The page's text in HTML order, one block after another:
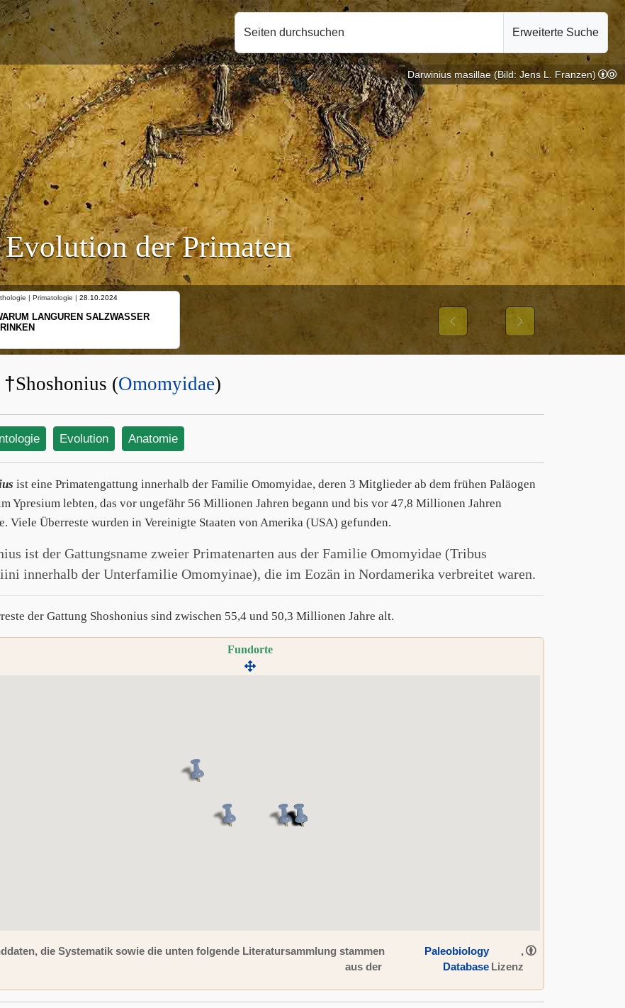
Seiten durchsuchen Erweiterte Suche
Evolution der Primaten
| Primatologie | 10.10.2024
VON WEIBLICHEN
UND IHRER
Previous Next
Darwinius masillae (Bild: Jens L. Franzen)
†Shoshonius (Omomyidae)
Evolution Anatomie
ist eine Primatengattung innerhalb der Familie Omomyidae, deren 3 Mitglieder ab dem frühen Paläogen
Ypresium lebten, das vor ungefähr 56 Millionen Jahren begann und bis vor 47,8 Millionen Jahren
Viele Überreste wurden in Vereinigte Staaten von Amerika (USA) gefunden.
ist der Gattungsname zweier Primatenarten aus der Familie Omomyidae (Tribus
innerhalb der Unterfamilie Omomyinae), die im Eozän in Nordamerika verbreitet waren.
der Gattung Shoshonius sind zwischen 55,4 und 50,3 Millionen Jahre alt.
Fundorte
die Systematik sowie die unten folgende Literatursammlung stammen
aus der
Paleobiology
Database
,
Lizenz